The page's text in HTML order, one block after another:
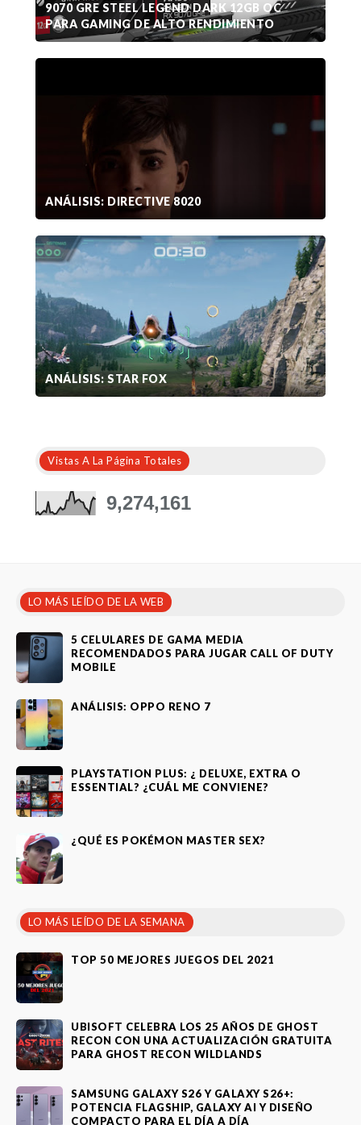
9070 GRE STEEL LEGEND DARK 12GB OC
PARA GAMING DE ALTO RENDIMIENTO
ANÁLISIS: DIRECTIVE 8020
ANÁLISIS: STAR FOX
Vistas A La Página Totales
9,274,161
LO MÁS LEÍDO DE LA WEB
5 CELULARES DE GAMA MEDIA
RECOMENDADOS PARA JUGAR CALL OF DUTY
MOBILE
ANÁLISIS: OPPO RENO 7
PLAYSTATION PLUS: ¿ DELUXE, EXTRA O
ESSENTIAL? ¿CUÁL ME CONVIENE?
¿QUÉ ES POKÉMON MASTER SEX?
LO MÁS LEÍDO DE LA SEMANA
TOP 50 MEJORES JUEGOS DEL 2021
UBISOFT CELEBRA LOS 25 AÑOS DE GHOST
RECON CON UNA ACTUALIZACIÓN GRATUITA
PARA GHOST RECON WILDLANDS
SAMSUNG GALAXY S26 Y GALAXY S26+:
POTENCIA FLAGSHIP, GALAXY AI Y DISEÑO
COMPACTO PARA EL DÍA A DÍA